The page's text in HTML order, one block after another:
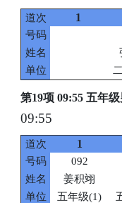
道次 1
号码
姓名
单位
第19项 09:55 五年
09:55
道次 1
号码 092
姓名
姜积翊
单位
五年级(1)